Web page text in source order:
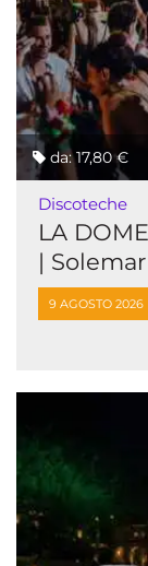
da: 17,80 €
Discoteche
LA
|
9 AGOSTO 2026